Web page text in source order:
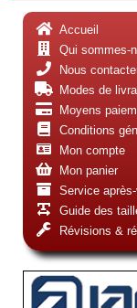
Accueil
Qui sommes-
Nous
Modes de
Moyens
Conditions
Mon compte
Mon panier
Service
Guide des
Révisions &